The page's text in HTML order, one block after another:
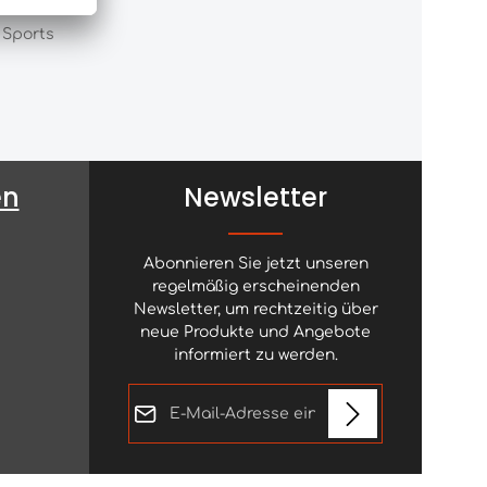
Sports
Newsletter
Abonnieren Sie jetzt unseren
regelmäßig erscheinenden
Newsletter, um rechtzeitig über
neue Produkte und Angebote
informiert zu werden.
E-Mail-Adresse*
und es gelten dieDatenschutzrichtlinieund